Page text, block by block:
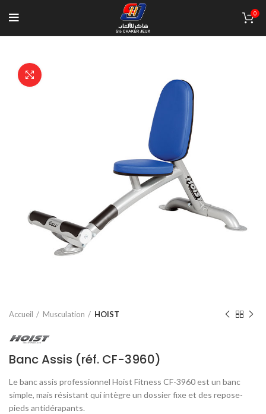
0
Accueil Musculation HOIST
Banc Assis (réf. CF-3960)
Le banc assis professionnel Hoist Fitness CF-3960 est un banc
simple, mais résistant qui intègre un dossier fixe et des repose-
pieds antidérapants.